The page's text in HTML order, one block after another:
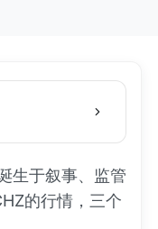
生于叙事、监管
的行情，三个